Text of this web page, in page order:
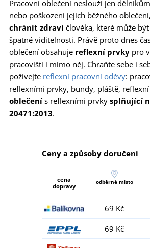
Pracovní oblečení neslouží jen
nebo poškození jejich běžného
chránit zdraví člověka, které může
špatné viditelnosti. Právě proto dnes
oblečení obsahuje reflexní prvky pro
pracovišti i mimo něj. Chraňte sebe i
požívejte reflexní pracovní oděvy:
reflexními prvky, bundy, pláště,
oblečení s reflexními prvky splňující
20471:2013.
Ceny a způsoby doručení
cena
dopravy
odběrné místo
69 Kč
69 Kč